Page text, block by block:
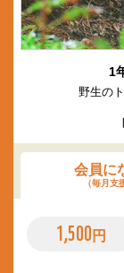
1
野生の
会員に
（毎月支
1,500 円